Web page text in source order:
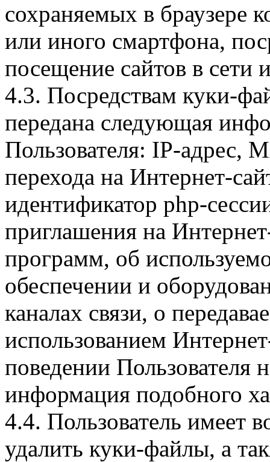
сохраняемых в браузере
или иного смартфона,
посещение сайтов в сети
4.3. Посредствам куки-
передана следующая
Пользователя: IP-адрес,
перехода на Интернет-
идентификатор php-
приглашения на
программ, об
обеспечении и
каналах связи, о
использованием
поведении Пользователя
информация подобного
4.4. Пользователь имеет
удалить куки-файлы, а